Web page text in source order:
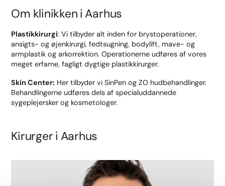
Om klinikken i Aarhus
Plastikkirurgi: Vi tilbyder alt inden for brystoperationer,
ansigts- og øjenkirurgi, fedtsugning, bodylift, mave- og
armplastik og arkorrektion. Operationerne udføres af vores
meget erfarne, fagligt dygtige plastikkirurger.
Skin Center: Her tilbyder vi SinPen og ZO hudbehandlinger.
Behandlingerne udføres dels af specialuddannede
sygeplejersker og kosmetologer.
Kirurger i Aarhus